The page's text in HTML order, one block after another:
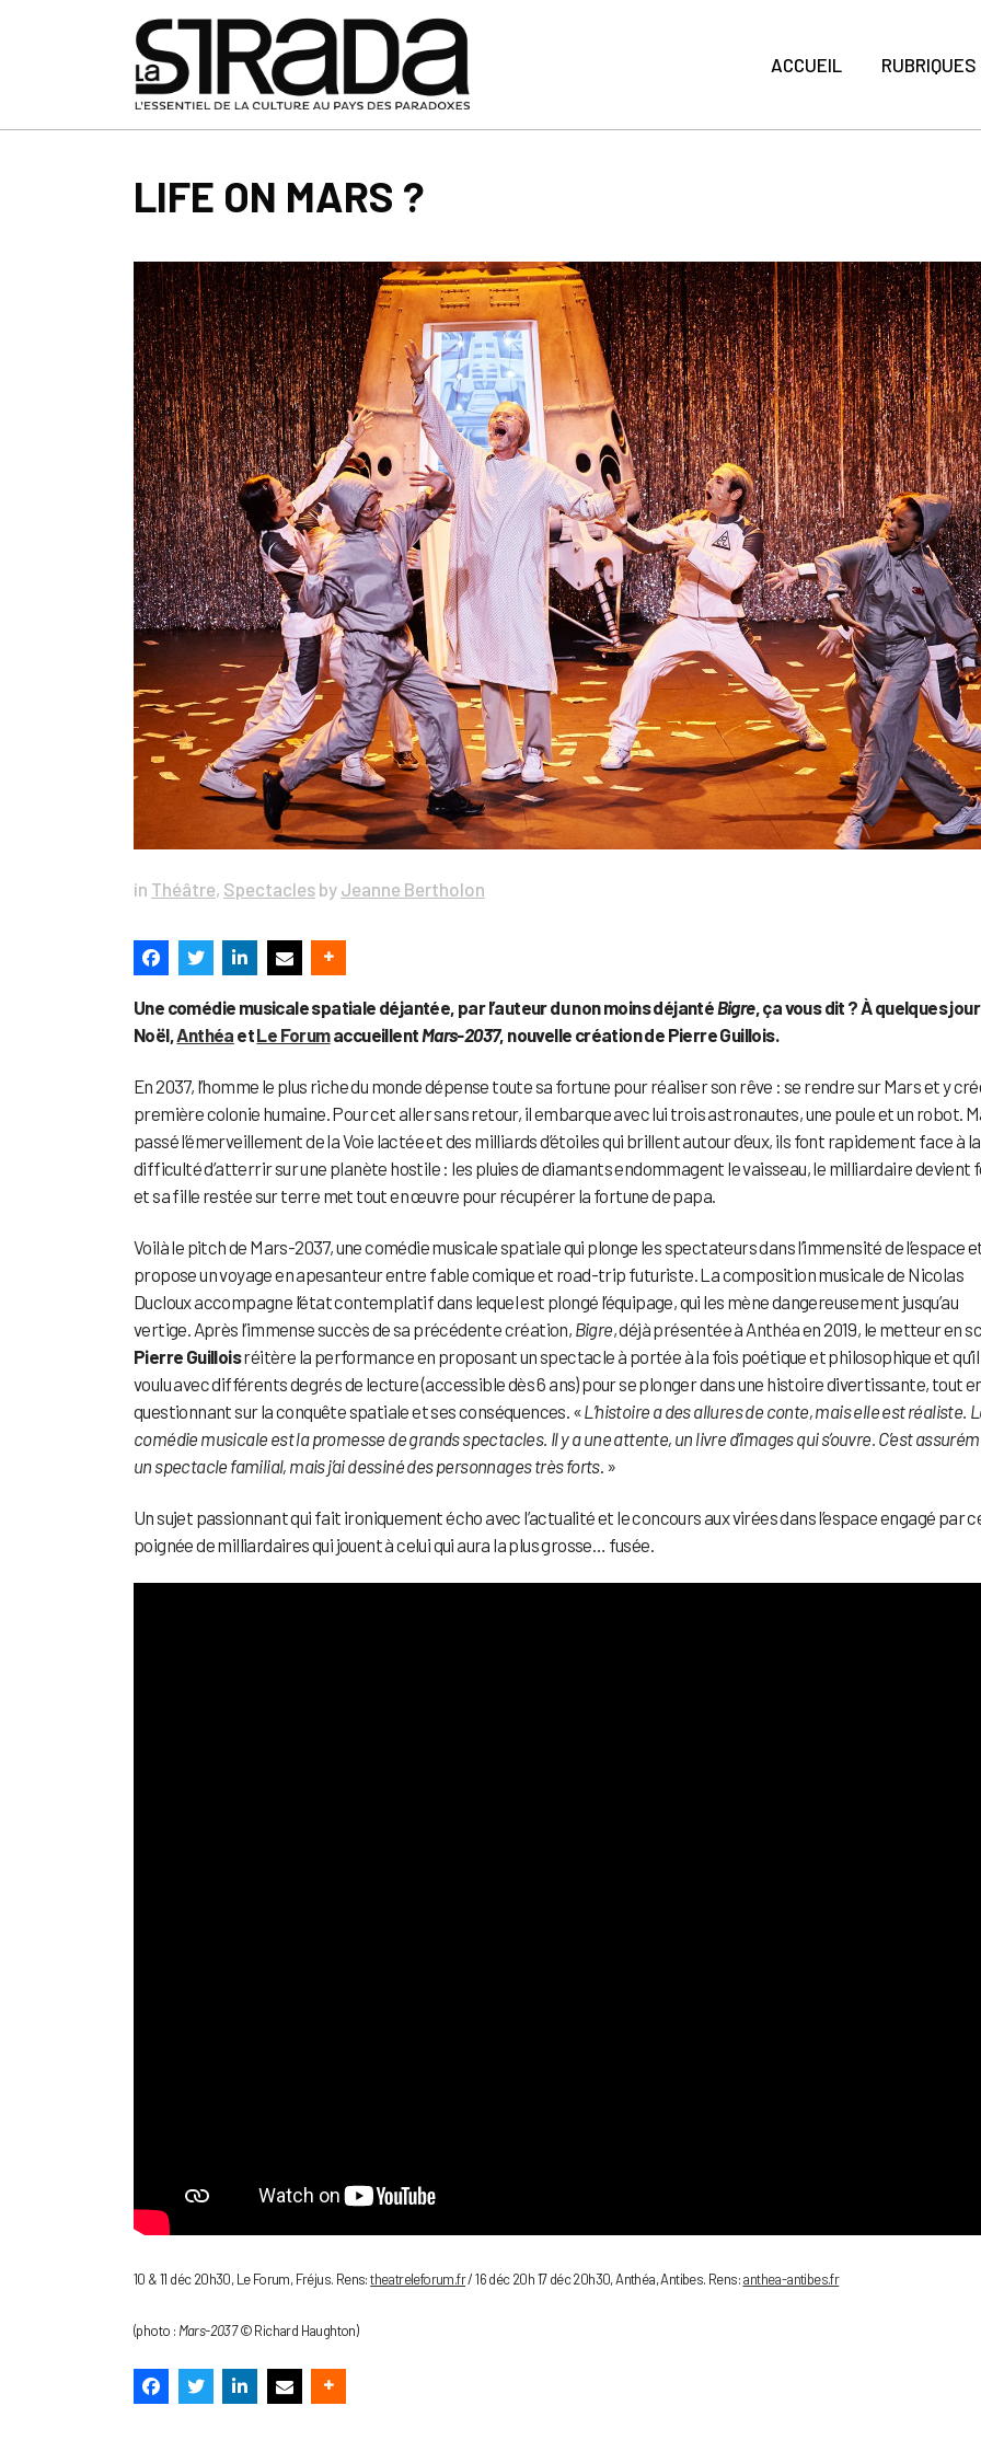
ACCUEIL RUBRIQUES
LIFE ON MARS ?
in Théâtre, Spectacles by Jeanne Bertholon
Une comédie musicale spatiale déjantée, par l’auteur du non moins déjanté Bigre, ça vous dit ? À quelques
Noël, Anthéa etLe Forumaccueillent Mars-2037, nouvelle création de Pierre Guillois.
En 2037, l’homme le plus riche du monde dépense toute sa fortune pour réaliser son rêve : se rendre sur Mars et y
première colonie humaine. Pour cet aller sans retour, il embarque avec lui trois astronautes, une poule et un robot.
passé l’émerveillement de la Voie lactée et des milliards d’étoiles qui brillent autour d’eux, ils font rapidement face à la
difficulté d’atterrir sur une planète hostile : les pluies de diamants endommagent le vaisseau, le milliardaire devient
et sa fille restée sur terre met tout en œuvre pour récupérer la fortune de papa.
Voilà le pitch de Mars-2037, une comédie musicale spatiale qui plonge les spectateurs dans l’immensité de l’espace
propose un voyage en apesanteur entre fable comique et road-trip futuriste. La composition musicale de Nicolas
Ducloux accompagne l’état contemplatif dans lequel est plongé l’équipage, qui les mène dangereusement jusqu’au
vertige. Après l’immense succès de sa précédente création, Bigre, déjà présentée à Anthéa en 2019, le metteur en
Pierre Guilloisréitère la performance en proposant un spectacle à portée à la fois poétique et philosophique et qu’il
voulu avec différents degrés de lecture (accessible dès 6 ans) pour se plonger dans une histoire divertissante, tout
questionnant sur la conquête spatiale et ses conséquences. «L’histoire a des allures de conte, mais elle est réaliste.
comédie musicale est la promesse de grands spectacles. Il y a une attente, un livre d’images qui s’ouvre. C’est
un spectacle familial, mais j’ai dessiné des personnages très forts. »
Un sujet passionnant qui fait ironiquement écho avec l’actualité et le concours aux virées dans l’espace engagé par
poignée de milliardaires qui jouent à celui qui aura la plus grosse… fusée.
10 & 11 déc 20h30, Le Forum, Fréjus. Rens:theatreleforum.fr/ 16 déc 20h 17 déc 20h30, Anthéa, Antibes. Rens:anthea-antibes.fr
(photo : Mars-2037© Richard Haughton)